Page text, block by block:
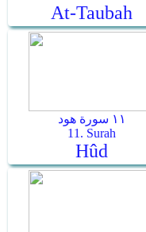
At-Taubah
١١ سورة هود
11. Surah
Hûd